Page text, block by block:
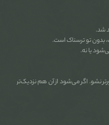
شد.
بدون تو ترسناک است.
یا نه.
نشو. اگر می‌شود از آن هم نزدیک‌تر